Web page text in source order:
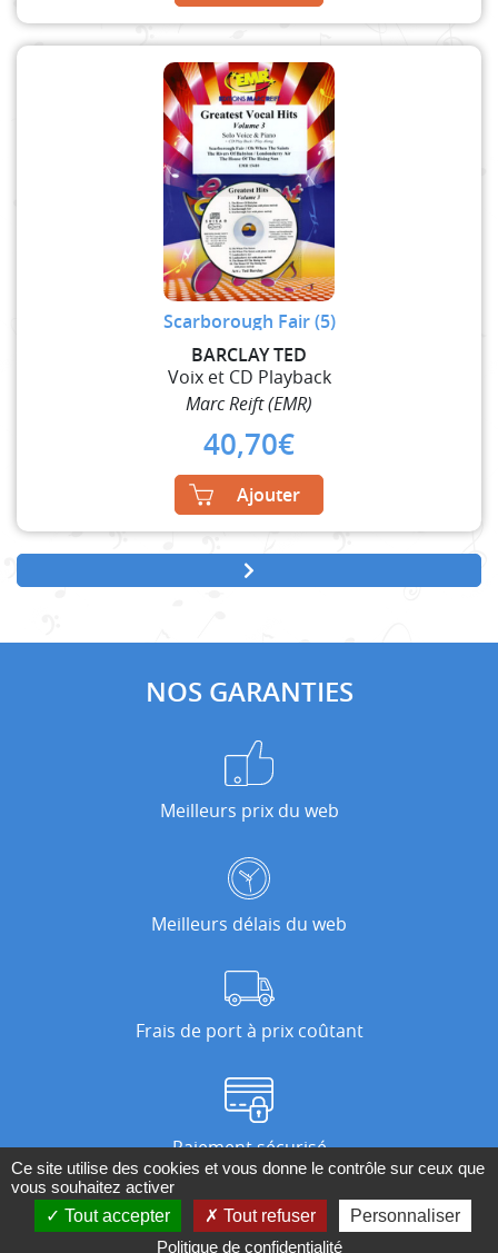
Scarborough Fair (5)
BARCLAY TED
Voix et CD Playback
Marc Reift (EMR)
40,70€
Ajouter
NOS GARANTIES
Meilleurs prix du web
Meilleurs délais du web
Frais de port à prix coûtant
Paiement sécurisé
Nos magasins
Ce site utilise des cookies et vous donne le contrôle sur ceux que
vous souhaitez activer
Tout accepter
Tout refuser
Personnaliser
Politique de confidentialité